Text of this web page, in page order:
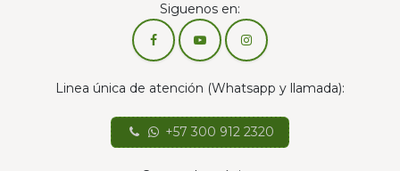
Siguenos en:
Linea única de atención (Whatsapp y llamada):
+57 300 912 2320